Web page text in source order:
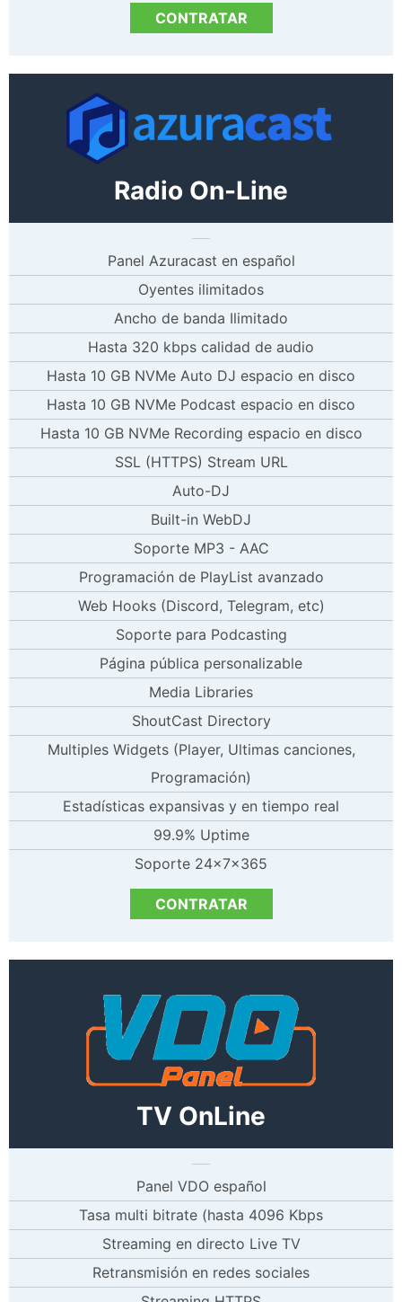
CONTRATAR
Radio On-Line
Panel Azuracast en español
Oyentes ilimitados
Ancho de banda Ilimitado
Hasta 320 kbps calidad de audio
Hasta 10 GB NVMe Auto DJ espacio en disco
Hasta 10 GB NVMe Podcast espacio en disco
Hasta 10 GB NVMe Recording espacio en disco
SSL (HTTPS) Stream URL
Auto-DJ
Built-in WebDJ
Soporte MP3 - AAC
Programación de PlayList avanzado
Web Hooks (Discord, Telegram, etc)
Soporte para Podcasting
Página pública personalizable
Media Libraries
ShoutCast Directory
Multiples Widgets (Player, Ultimas canciones,
Programación)
Estadísticas expansivas y en tiempo real
99.9% Uptime
Soporte 24x7x365
CONTRATAR
TV OnLine
Panel VDO español
Tasa multi bitrate (hasta 4096 Kbps
Streaming en directo Live TV
Retransmisión en redes sociales